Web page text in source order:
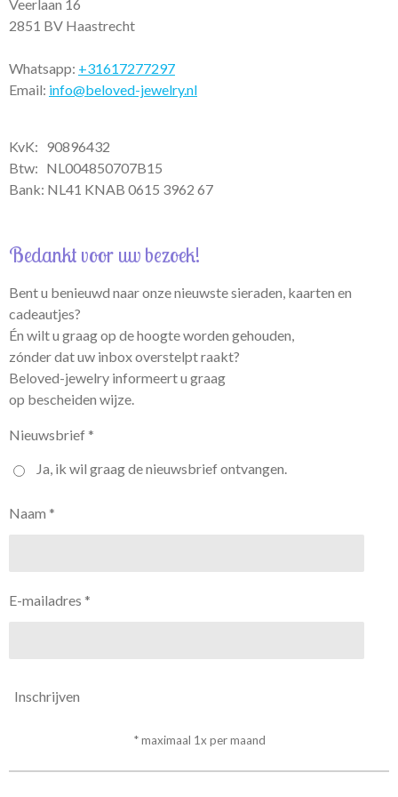
Veerlaan 16
2851 BV Haastrecht
Whatsapp: +31617277297
Email: info@beloved-jewelry.nl
KvK: 90896432
Btw: NL004850707B15
Bank: NL41 KNAB 0615 3962 67
Bedankt voor uw bezoek!
Bent u benieuwd naar onze nieuwste sieraden, kaarten en
cadeautjes?
Én wilt u graag op de hoogte worden gehouden,
zónder dat uw inbox overstelpt raakt?
Beloved-jewelry informeert u graag
op bescheiden wijze.
Nieuwsbrief *
Ja, ik wil graag de nieuwsbrief ontvangen.
Naam *
E-mailadres *
Inschrijven
* maximaal 1x per maand